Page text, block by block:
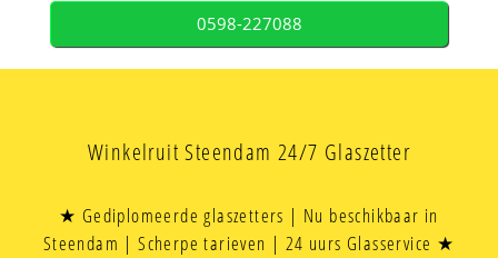
0598-227088
Winkelruit Steendam 24/7 Glaszetter
★ Gediplomeerde glaszetters | Nu beschikbaar in
Steendam | Scherpe tarieven | 24 uurs Glasservice ★